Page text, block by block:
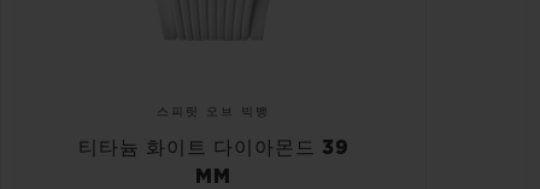
스피릿 오브 빅뱅
티타늄 화이트 다이아몬드 39
MM